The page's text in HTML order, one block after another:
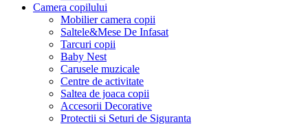
Camera copilului
Mobilier camera copii
Saltele&Mese De Infasat
Tarcuri copii
Baby Nest
Carusele muzicale
Centre de activitate
Saltea de joaca copii
Accesorii Decorative
Protectii si Seturi de Siguranta